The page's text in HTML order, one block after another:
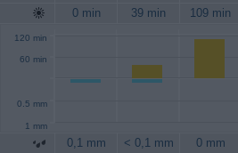
0 min 39 min 109 min
60 min
120 min
0.5 mm
1 mm
0,1 mm < 0,1 mm 0 mm